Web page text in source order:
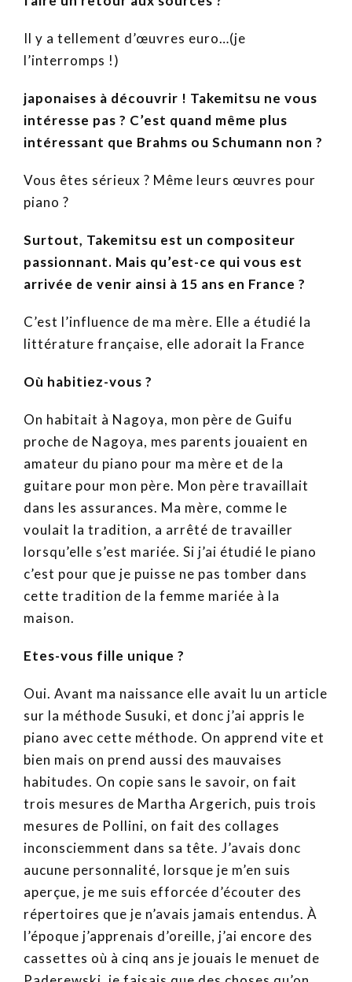
Il y a tellement d’œuvres euro…(je
l’interromps !)
japonaises à découvrir ! Takemitsu ne vous
intéresse pas ? C’est quand même plus
intéressant que Brahms ou Schumann non ?
Vous êtes sérieux ? Même leurs œuvres pour
piano ?
Surtout, Takemitsu est un compositeur
passionnant. Mais qu’est-ce qui vous est
arrivée de venir ainsi à 15 ans en France ?
C’est l’influence de ma mère. Elle a étudié la
littérature française, elle adorait la France
Où habitiez-vous ?
On habitait à Nagoya, mon père de Guifu
proche de Nagoya, mes parents jouaient en
amateur du piano pour ma mère et de la
guitare pour mon père. Mon père travaillait
dans les assurances. Ma mère, comme le
voulait la tradition, a arrêté de travailler
lorsqu’elle s’est mariée. Si j’ai étudié le piano
c’est pour que je puisse ne pas tomber dans
cette tradition de la femme mariée à la
maison.
Etes-vous fille unique ?
Oui. Avant ma naissance elle avait lu un article
sur la méthode Susuki, et donc j’ai appris le
piano avec cette méthode. On apprend vite et
bien mais on prend aussi des mauvaises
habitudes. On copie sans le savoir, on fait
trois mesures de Martha Argerich, puis trois
mesures de Pollini, on fait des collages
inconsciemment dans sa tête. J’avais donc
aucune personnalité, lorsque je m’en suis
aperçue, je me suis efforcée d’écouter des
répertoires que je n’avais jamais entendus. À
l’époque j’apprenais d’oreille, j’ai encore des
cassettes où à cinq ans je jouais le menuet de